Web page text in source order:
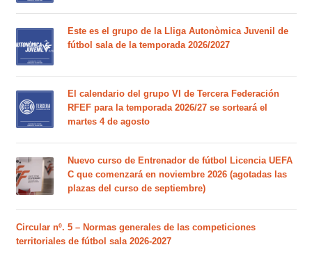
Este es el grupo de la Lliga Autonòmica Juvenil de
fútbol sala de la temporada 2026/2027
El calendario del grupo VI de Tercera Federación
RFEF para la temporada 2026/27 se sorteará el
martes 4 de agosto
Nuevo curso de Entrenador de fútbol Licencia UEFA
C que comenzará en noviembre 2026 (agotadas las
plazas del curso de septiembre)
Circular nº. 5 – Normas generales de las competiciones
territoriales de fútbol sala 2026-2027